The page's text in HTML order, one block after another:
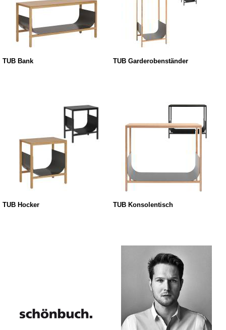
TUB Bank TUB Garderobenständer
TUB Hocker TUB Konsolentisch